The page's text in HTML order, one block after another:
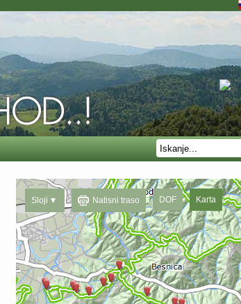
Sloji Natisni traso DOF Karta